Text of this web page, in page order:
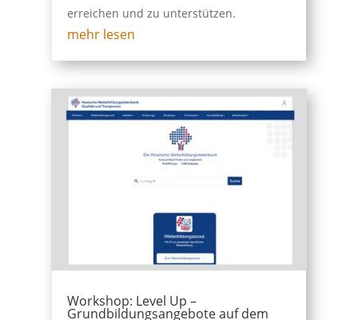
erreichen und zu unterstützen.
mehr lesen
Workshop: Level Up –
Grundbildungsangebote auf dem